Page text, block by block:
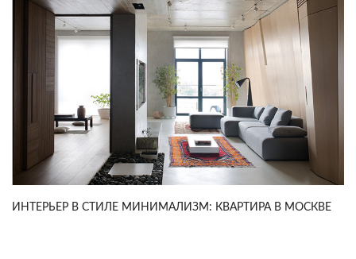
ИНТЕРЬЕР В СТИЛЕ МИНИМАЛИЗМ: КВАРТИРА В МОСКВЕ